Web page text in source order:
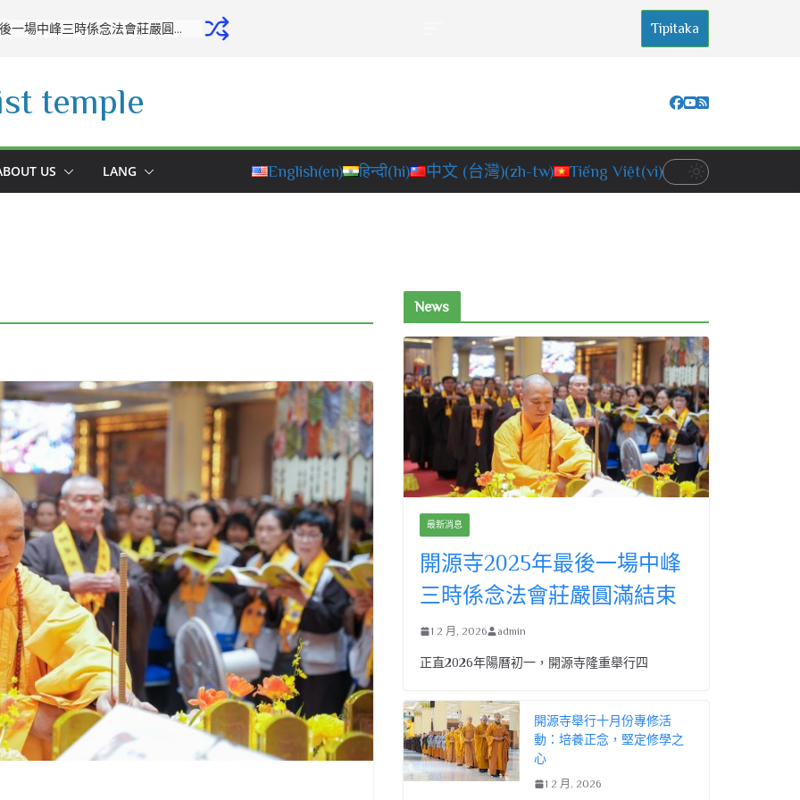
Tipitaka
temple
US LANG English(en) हिन्दी(hi) 中文 (台灣)(zh-tw) Tiếng Việt(vi)
News
最新消息
開源寺2025年最後一場中峰
三時係念法會莊嚴圓滿結束
1 2 月, 2026 admin
正直2026年陽曆初一，開源寺隆重舉行四
開源寺舉行十月份專修活
動：培養正念，堅定修學之
心
1 2 月, 2026